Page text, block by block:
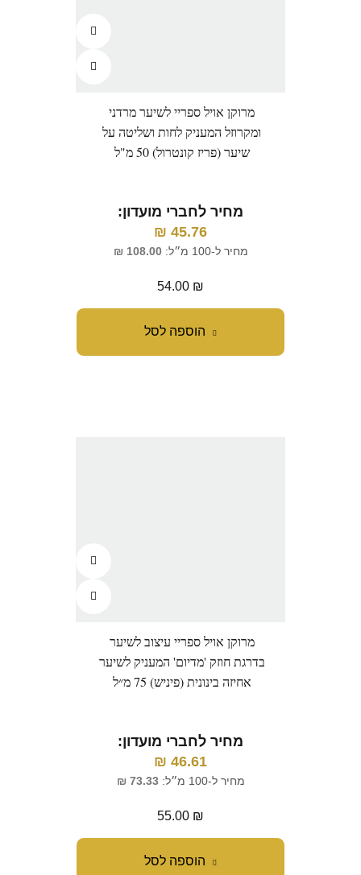
הוספה לסל
מרוקן אויל ספריי לשיער מרדני
ומקרוזל המעניק לחות ושליטה על
שיער (פריז קונטרול) 50 מ"ל
מחיר לחברי מועדון:
45.76
₪
מחיר ל-100 מ״ל: 108.00
₪
54.00 ₪
הוספה לסל
מרוקן אויל ספריי עיצוב לשיער
בדרגת חוזק 'מדיום' המעניק לשיער
אחיזה בינונית (פיניש) 75 מ״ל
מחיר לחברי מועדון:
46.61
₪
מחיר ל-100 מ״ל: 73.33
₪
55.00 ₪